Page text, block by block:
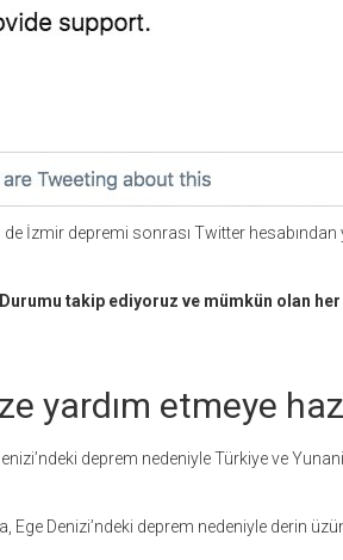
İzmir depremi sonrası Twitter hesabından
takip ediyoruz ve mümkün olan
yardım etmeye
deprem nedeniyle Türkiye ve
Ege Denizi’ndeki deprem nedeniyle derin